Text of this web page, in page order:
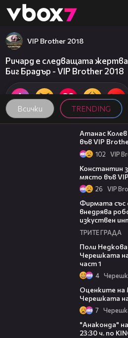
👾
Всички TRENDING
VIP Brother 2018
Ричард е следващата жертва
Биг Брадър - VIP Brother 2018
06:03
Атанас
във VIP
102 VIP
Константин
място във
26 VIP
Фирмата със
внедрява
изкуствен
ТРИТЕ ГРАДА
Поли
Черешката
част 1
4
Оценките на
Черешката
7
"Анаконда"
23:30 ч. по